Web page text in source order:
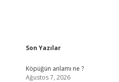
Sidebar
Son Yazılar
Köpüğün anlamı ne ?
Ağustos 7, 2026